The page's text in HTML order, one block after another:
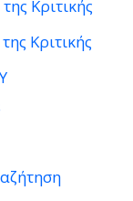
Κριτικής
Κριτικής